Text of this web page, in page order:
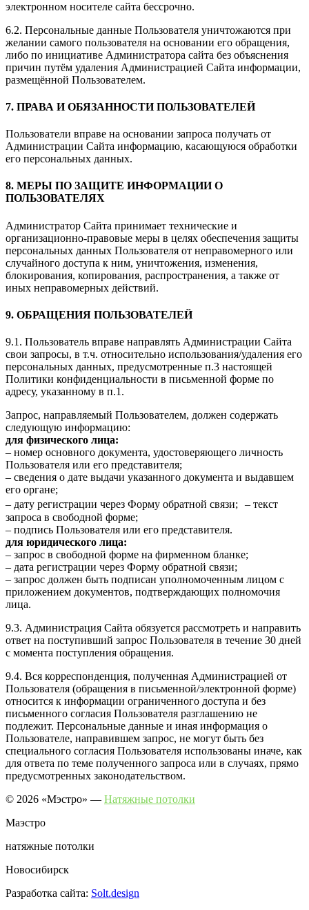
электронном носителе сайта бессрочно.
6.2. Персональные данные Пользователя уничтожаются при
желании самого пользователя на основании его обращения,
либо по инициативе Администратора сайта без объяснения
причин путём удаления Администрацией Сайта информации,
размещённой Пользователем.
7. ПРАВА И ОБЯЗАННОСТИ ПОЛЬЗОВАТЕЛЕЙ
Пользователи вправе на основании запроса получать от
Администрации Сайта информацию, касающуюся обработки
его персональных данных.
8. МЕРЫ ПО ЗАЩИТЕ ИНФОРМАЦИИ О
ПОЛЬЗОВАТЕЛЯХ
Администратор Сайта принимает технические и
организационно-правовые меры в целях обеспечения защиты
персональных данных Пользователя от неправомерного или
случайного доступа к ним, уничтожения, изменения,
блокирования, копирования, распространения, а также от
иных неправомерных действий.
9. ОБРАЩЕНИЯ ПОЛЬЗОВАТЕЛЕЙ
9.1. Пользователь вправе направлять Администрации Сайта
свои запросы, в т.ч. относительно использования/удаления его
персональных данных, предусмотренные п.3 настоящей
Политики конфиденциальности в письменной форме по
адресу, указанному в п.1.
Запрос, направляемый Пользователем, должен содержать
следующую информацию:
для физического лица:
– номер основного документа, удостоверяющего личность
Пользователя или его представителя;
– сведения о дате выдачи указанного документа и выдавшем
его органе;
– дату регистрации через Форму обратной связи; – текст
запроса в свободной форме;
– подпись Пользователя или его представителя.
для юридического лица:
– запрос в свободной форме на фирменном бланке;
– дата регистрации через Форму обратной связи;
– запрос должен быть подписан уполномоченным лицом с
приложением документов, подтверждающих полномочия
лица.
9.3. Администрация Сайта обязуется рассмотреть и направить
ответ на поступивший запрос Пользователя в течение 30 дней
с момента поступления обращения.
9.4. Вся корреспонденция, полученная Администрацией от
Пользователя (обращения в письменной/электронной форме)
относится к информации ограниченного доступа и без
письменного согласия Пользователя разглашению не
подлежит. Персональные данные и иная информация о
Пользователе, направившем запрос, не могут быть без
специального согласия Пользователя использованы иначе, как
для ответа по теме полученного запроса или в случаях, прямо
предусмотренных законодательством.
© 2026 «Мэстро» — Натяжные потолки
Маэстро
натяжные потолки
Новосибирск
Разработка сайта: Solt.design